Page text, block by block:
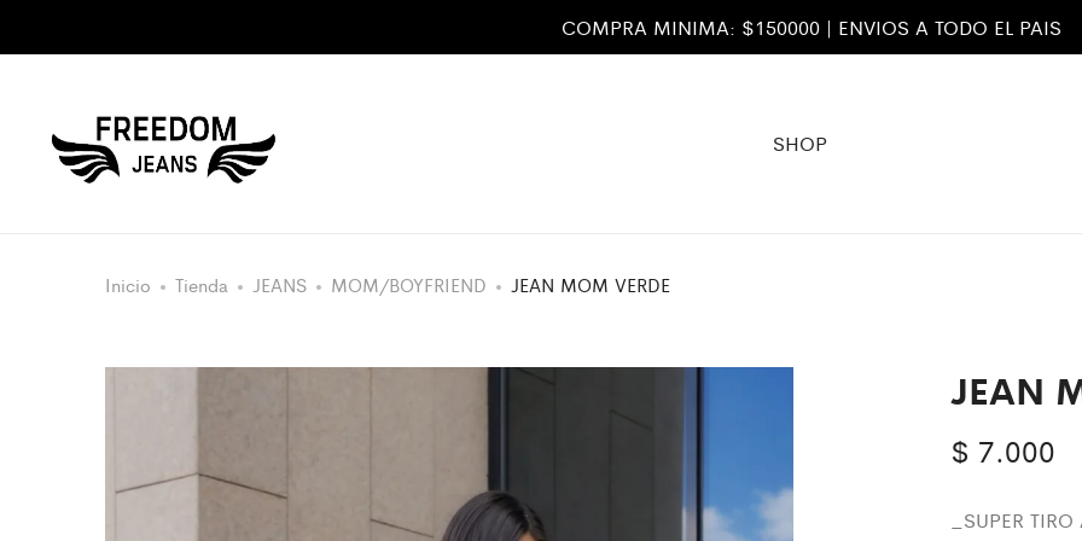
COMPRA MINIMA: $150000 | ENVIOS A TODO EL PAIS
SHOP
Inicio Tienda JEANS MOM/BOYFRIEND JEAN MOM VERDE
JEAN
$ 7.000
_SUPER TIRO